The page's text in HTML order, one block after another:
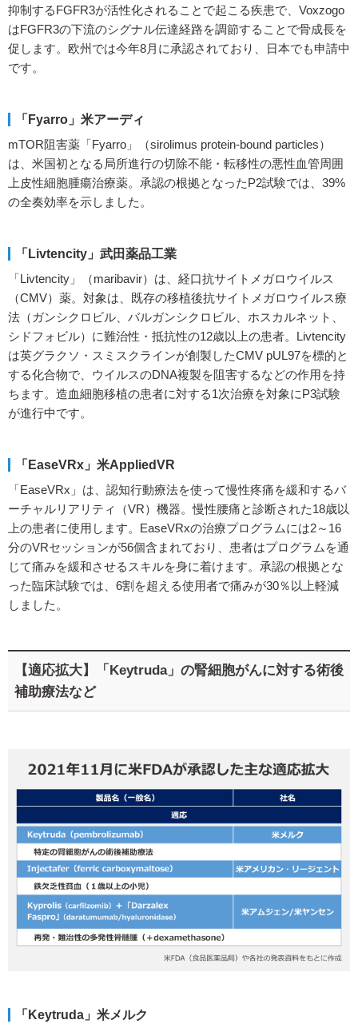
抑制するFGFR3が活性化されることで起こる疾患で、Voxzogo
はFGFR3の下流のシグナル伝達経路を調節することで骨成長を
促します。欧州では今年8月に承認されており、日本でも申請中
です。
「Fyarro」米アーディ
mTOR阻害薬「Fyarro」（sirolimus protein-bound particles）
は、米国初となる局所進行の切除不能・転移性の悪性血管周囲
上皮性細胞腫瘍治療薬。承認の根拠となったP2試験では、39%
の全奏効率を示しました。
「Livtencity」武田薬品工業
「Livtencity」（maribavir）は、経口抗サイトメガロウイルス
（CMV）薬。対象は、既存の移植後抗サイトメガロウイルス療
法（ガンシクロビル、バルガンシクロビル、ホスカルネット、
シドフォビル）に難治性・抵抗性の12歳以上の患者。Livtencity
は英グラクソ・スミスクラインが創製したCMV pUL97を標的と
する化合物で、ウイルスのDNA複製を阻害するなどの作用を持
ちます。造血細胞移植の患者に対する1次治療を対象にP3試験
が進行中です。
「EaseVRx」米AppliedVR
「EaseVRx」は、認知行動療法を使って慢性疼痛を緩和するバ
ーチャルリアリティ（VR）機器。慢性腰痛と診断された18歳以
上の患者に使用します。EaseVRxの治療プログラムには2～16
分のVRセッションが56個含まれており、患者はプログラムを通
じて痛みを緩和させるスキルを身に着けます。承認の根拠とな
った臨床試験では、6割を超える使用者で痛みが30％以上軽減
しました。
【適応拡大】「Keytruda」の腎細胞がんに対する術後
補助療法など
「Keytruda」米メルク